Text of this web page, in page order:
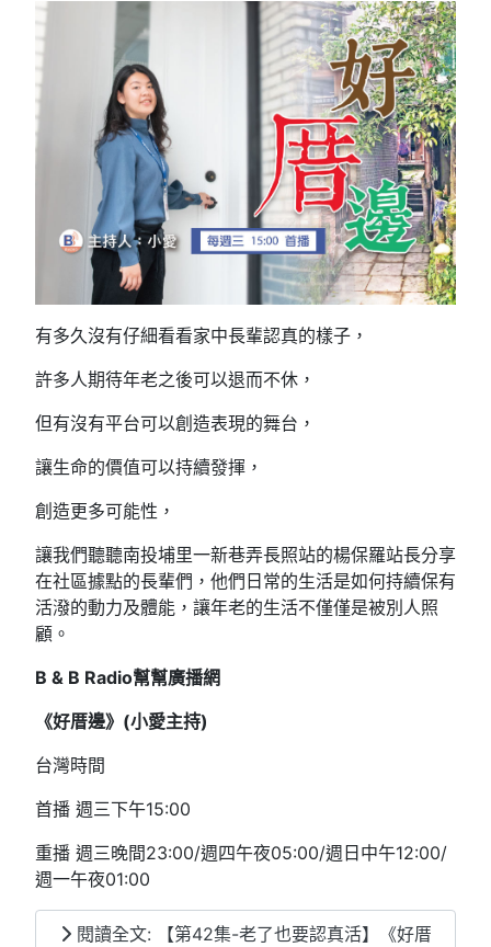
有多久沒有仔細看看家中長輩認真的樣子，
許多人期待年老之後可以退而不休，
但有沒有平台可以創造表現的舞台，
讓生命的價值可以持續發揮，
創造更多可能性，
讓我們聽聽南投埔里一新巷弄長照站的楊保羅站長分享
在社區據點的長輩們，他們日常的生活是如何持續保有
活潑的動力及體能，讓年老的生活不僅僅是被別人照
顧。
B & B Radio幫幫廣播網
《好厝邊》(小愛主持)
台灣時間
首播 週三下午15:00
重播 週三晚間23:00/週四午夜05:00/週日中午12:00/
週一午夜01:00
閱讀全文: 【第42集-老了也要認真活】《好厝